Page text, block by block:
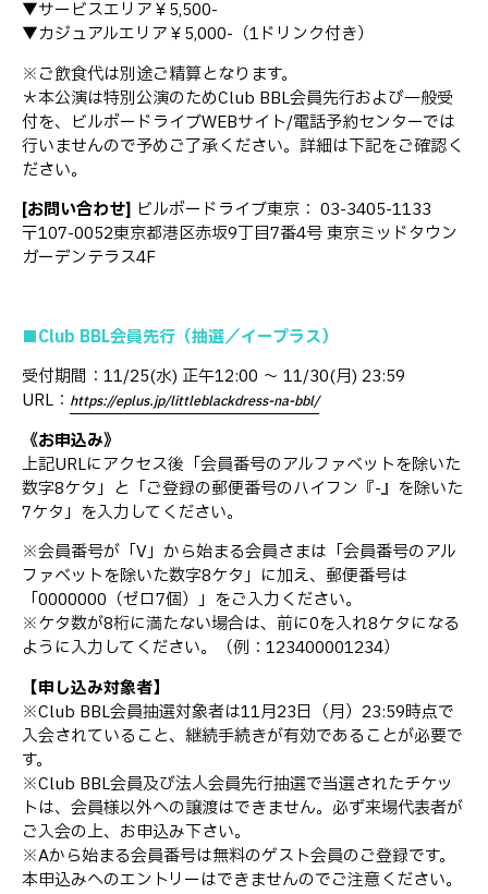
▼サービスエリア￥5,500-
▼カジュアルエリア￥5,000-（1ドリンク付き）
※ご飲食代は別途ご精算となります。
＊本公演は特別公演のためClub BBL会員先行および一般受
付を、ビルボードライブWEBサイト/電話予約センターでは
行いませんので予めご了承ください。詳細は下記をご確認く
ださい。
[お問い合わせ] ビルボードライブ東京： 03-3405-1133
〒107-0052東京都港区赤坂9丁目7番4号 東京ミッドタウン
ガーデンテラス4F
■Club BBL会員先行（抽選／イープラス）
受付期間：11/25(水) 正午12:00 ～ 11/30(月) 23:59
URL： https://eplus.jp/littleblackdress-na-bbl/
《お申込み》
上記URLにアクセス後「会員番号のアルファベットを除いた
数字8ケタ」と「ご登録の郵便番号のハイフン『-』を除いた
7ケタ」を入力してください。
※会員番号が「V」から始まる会員さまは「会員番号のアル
ファベットを除いた数字8ケタ」に加え、郵便番号は
「0000000（ゼロ7個）」をご入力ください。
※ケタ数が8桁に満たない場合は、前に0を入れ8ケタになる
ように入力してください。（例：1234→00001234）
【申し込み対象者】
※Club BBL会員抽選対象者は11月23日（月）23:59時点で
入会されていること、継続手続きが有効であることが必要で
す。
※Club BBL会員及び法人会員先行抽選で当選されたチケッ
トは、会員様以外への譲渡はできません。必ず来場代表者が
ご入会の上、お申込み下さい。
※Aから始まる会員番号は無料のゲスト会員のご登録です。
本申込みへのエントリーはできませんのでご注意ください。